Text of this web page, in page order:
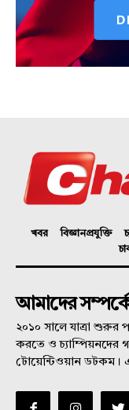
খবর বিজ্ঞানপ্রযুক্তি
আমাদের
২০১০ সালে যাত্রা
করতে ও চ্যাম্পিয়নদের
টোয়েন্টিওয়ান ডটকম।